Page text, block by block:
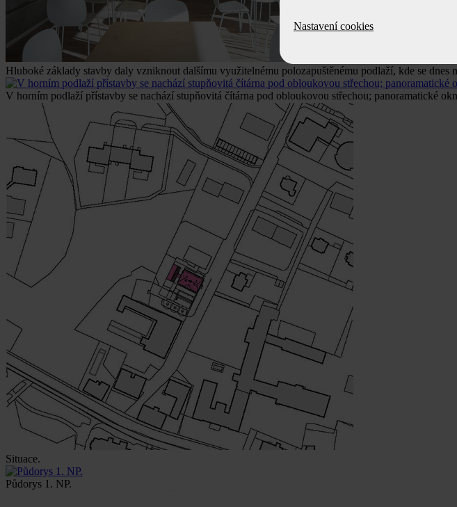
Hluboké základy stavby daly vzniknout dalšímu využitelnému polozapuštěnému podlaží, kde se
V horním podlaží přístavby se nachází stupňovitá čítárna pod obloukovou střechou; panoramatické
Situace.
Půdorys 1. NP.
Nastavení cookies